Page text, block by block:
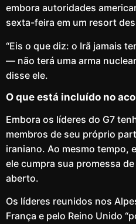
embora autoridades
sexta-feira em um resort
“Eis o que diz: o Irã jamais
— não terá uma arma
disse ele.
O que está incluído no
Embora os líderes do G7
membros de seu próprio
iraniano. Ao mesmo tempo,
ele cumpra sua promessa
aberto.
Os líderes reunidos nos
França e pelo Reino Unido